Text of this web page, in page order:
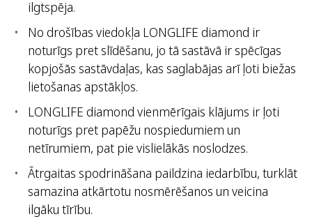
ilgtspēja.
No drošības viedokļa LONGLIFE diamond ir
noturīgs pret slīdēšanu, jo tā sastāvā ir spēcīgas
kopjošās sastāvdaļas, kas saglabājas arī ļoti biežas
lietošanas apstākļos.
LONGLIFE diamond vienmērīgais klājums ir ļoti
noturīgs pret papēžu nospiedumiem un
netīrumiem, pat pie vislielākās noslodzes.
Ātrgaitas spodrināšana paildzina iedarbību, turklāt
samazina atkārtotu nosmērēšanos un veicina
ilgāku tīrību.